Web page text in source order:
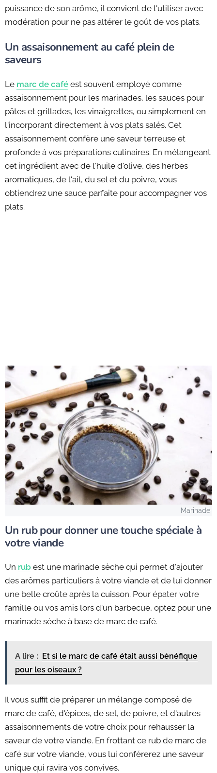
puissance de son arôme, il convient de l'utiliser avec
modération pour ne pas altérer le goût de vos plats.
Un assaisonnement au café plein de
saveurs
Le marc de café est souvent employé comme
assaisonnement pour les marinades, les sauces pour
pâtes et grillades, les vinaigrettes, ou simplement en
l'incorporant directement à vos plats salés. Cet
assaisonnement confère une saveur terreuse et
profonde à vos préparations culinaires. En mélangeant
cet ingrédient avec de l'huile d'olive, des herbes
aromatiques, de l'ail, du sel et du poivre, vous
obtiendrez une sauce parfaite pour accompagner vos
plats.
Marinade
Un rub pour donner une touche spéciale à
votre viande
Un rub est une marinade sèche qui permet d'ajouter
des arômes particuliers à votre viande et de lui donner
une belle croûte après la cuisson. Pour épater votre
famille ou vos amis lors d'un barbecue, optez pour une
marinade sèche à base de marc de café.
A lire : Et si le marc de café était aussi bénéfique
pour les oiseaux ?
Il vous suffit de préparer un mélange composé de
marc de café, d'épices, de sel, de poivre, et d'autres
assaisonnements de votre choix pour rehausser la
saveur de votre viande. En frottant ce rub de marc de
café sur votre viande, vous lui conférerez une saveur
unique qui ravira vos convives.